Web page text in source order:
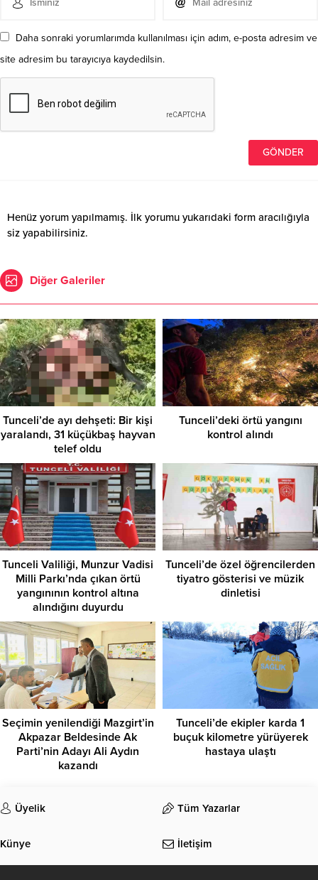
Daha sonraki yorumlarımda kullanılması için adım, e-posta adresim ve
site adresim bu tarayıcıya kaydedilsin.
Henüz yorum yapılmamış. İlk yorumu yukarıdaki form aracılığıyla
siz yapabilirsiniz.
Diğer Galeriler
Tunceli’de ayı dehşeti: Bir kişi
yaralandı, 31 küçükbaş hayvan
telef oldu
Tunceli’deki örtü yangını
kontrol alındı
Tunceli Valiliği, Munzur Vadisi
Milli Parkı’nda çıkan örtü
yangınının kontrol altına
alındığını duyurdu
Tunceli’de özel öğrencilerden
tiyatro gösterisi ve müzik
dinletisi
Seçimin yenilendiği Mazgirt’in
Akpazar Beldesinde Ak
Parti’nin Adayı Ali Aydın
kazandı
Tunceli’de ekipler karda 1
buçuk kilometre yürüyerek
hastaya ulaştı
Üyelik Tüm Yazarlar
Künye İletişim